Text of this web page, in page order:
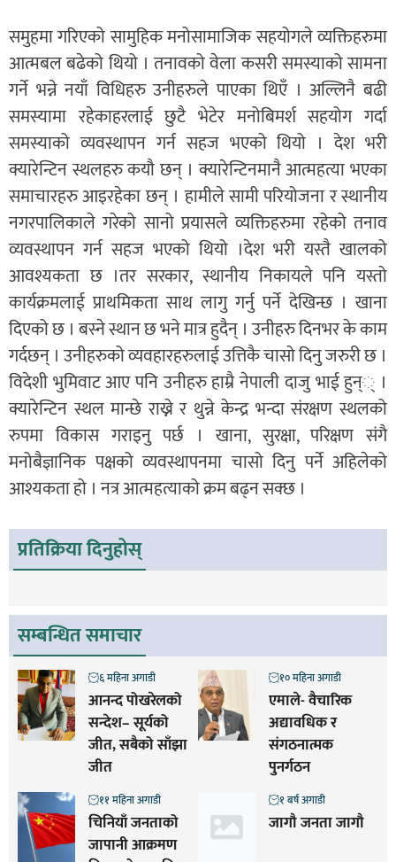
समुहमा गरिएको सामुहिक मनोसामाजिक सहयोगले व्यक्तिहरुमा
आत्मबल बढेको थियो । तनावको वेला कसरी समस्याको सामना
गर्ने भन्ने नयाँ विधिहरु उनीहरुले पाएका थिएँ । अल्लिनै बढी
समस्यामा रहेकाहरलाई छुटै भेटेर मनोबिमर्श सहयोग गर्दा
समस्याको व्यवस्थापन गर्न सहज भएको थियो । देश भरी
क्यारेन्टिन स्थलहरु कयौ छन् । क्यारेन्टिनमानै आत्महत्या भएका
समाचारहरु आइरहेका छन् । हामीले सामी परियोजना र स्थानीय
नगरपालिकाले गरेको सानो प्रयासले व्यक्तिहरुमा रहेको तनाव
व्यवस्थापन गर्न सहज भएको थियो ।देश भरी यस्तै खालको
आवश्यकता छ ।तर सरकार, स्थानीय निकायले पनि यस्तो
कार्यक्रमलाई प्राथमिकता साथ लागु गर्नु पर्ने देखिन्छ । खाना
दिएको छ । बस्ने स्थान छ भने मात्र हुदैन् । उनीहरु दिनभर के काम
गर्दछन् । उनीहरुको व्यवहारहरुलाई उत्तिकै चासो दिनु जरुरी छ ।
विदेशी भुमिवाट आए पनि उनीहरु हाम्रै नेपाली दाजु भाई हुन्् ।
क्यारेन्टिन स्थल मान्छे राख्ने र थुन्ने केन्द्र भन्दा संरक्षण स्थलको
रुपमा विकास गराइनु पर्छ । खाना, सुरक्षा, परिक्षण संगै
मनोबैज्ञानिक पक्षको व्यवस्थापनमा चासो दिनु पर्ने अहिलेको
आश्यकता हो । नत्र आत्महत्याको क्रम बढ्न सक्छ ।
प्रतिक्रिया दिनुहोस्
सम्बन्धित समाचार
आनन्द पोखरेलको
सन्देश– सूर्यको
जीत, सबैको साँझा
जीत
६ महिना अगाडी
एमाले- वैचारिक
अद्यावधिक र
संगठनात्मक
पुनर्गठन
१० महिना अगाडी
चिनियाँ जनताको
जापानी आक्रमण
११ महिना अगाडी
जागौ जनता जागौ
१ बर्ष अगाडी